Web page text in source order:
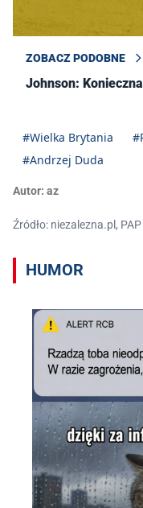
ZOBACZ PODOBNE
Johnson:
#Wielka Brytania
#Andrzej Duda
Autor: az
Źródło: niezalezna.pl, PAP
HUMOR